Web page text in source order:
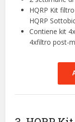
HQRP Kit
HQRP
Contiene kit
4xfiltro post-